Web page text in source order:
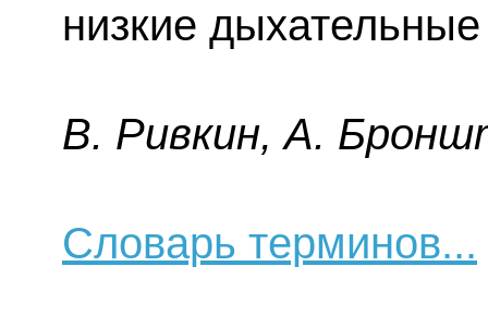
низкие
B. Pивкин, A.
Словарь терминов...